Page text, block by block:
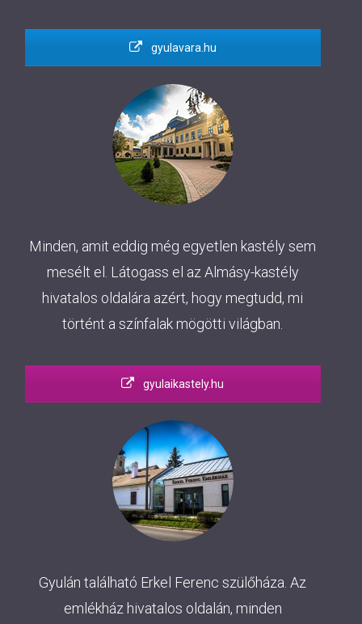
gyulavara.hu
Minden, amit eddig még egyetlen kastély sem
mesélt el. Látogass el az Almásy-kastély
hivatalos oldalára azért, hogy megtudd, mi
történt a színfalak mögötti világban.
gyulaikastely.hu
Gyulán található Erkel Ferenc szülőháza. Az
emlékház hivatalos oldalán, minden